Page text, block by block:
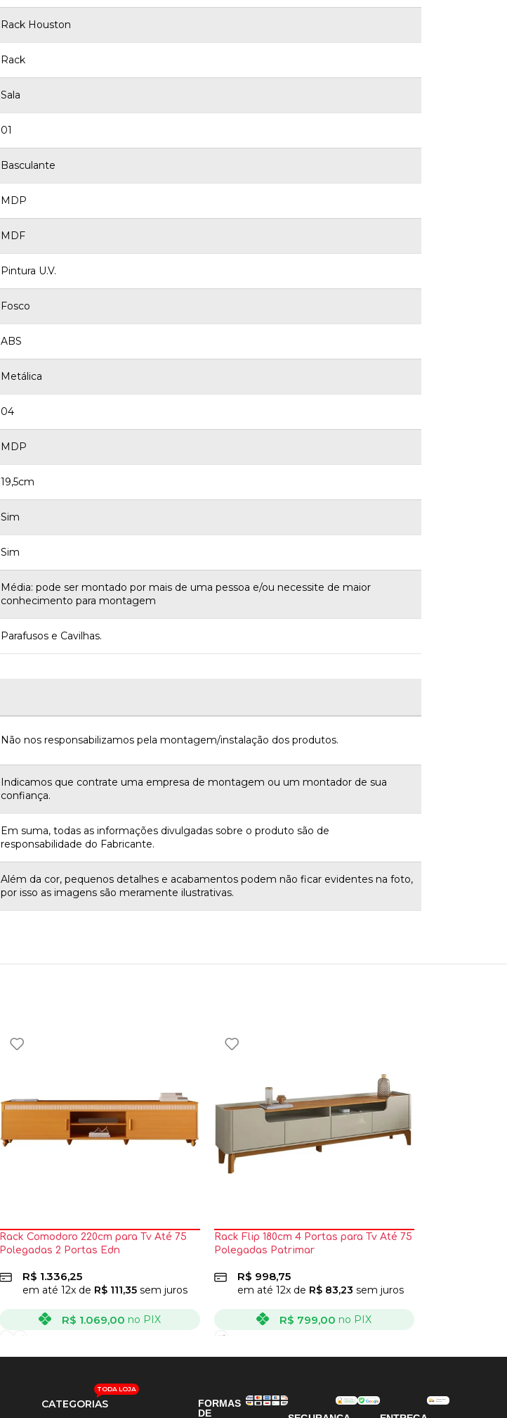
Rack Houston
Rack
Sala
01
Basculante
MDP
MDF
Pintura U.V.
Fosco
ABS
Metálica
04
MDP
19,5cm
Sim
Sim
Média: pode ser montado por mais de uma pessoa e/ou necessite de maior
conhecimento para montagem
Parafusos e Cavilhas.
Não nos responsabilizamos pela montagem/instalação dos produtos.
Indicamos que contrate uma empresa de montagem ou um montador de sua
confiança.
Em suma, todas as informações divulgadas sobre o produto são de
responsabilidade do Fabricante.
Além da cor, pequenos detalhes e acabamentos podem não ficar evidentes na foto,
por isso as imagens são meramente ilustrativas.
Rack Comodoro 220cm para Tv Até 75
Polegadas 2 Portas Edn
R$ 1.336,25
em até 12x de R$ 111,35 sem juros
R$ 1.069,00 no PIX
VER OPÇÕES
Rack Flip 180cm 4 Portas para Tv Até 75
Polegadas Patrimar
R$ 998,75
em até 12x de R$83,23 sem juros
R$ 799,00 no PIX
VER OPÇÕES VER OPÇÕES
CATEGORIAS
TODA LOJA
FORMAS
DE